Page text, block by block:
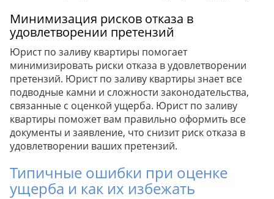
Минимизация рисков отказа в
удовлетворении претензий
Юрист по заливу квартиры помогает
минимизировать риски отказа в удовлетворении
претензий. Юрист по заливу квартиры знает все
подводные камни и сложности законодательства,
связанные с оценкой ущерба. Юрист по заливу
квартиры поможет вам правильно оформить все
документы и заявление, что снизит риск отказа в
удовлетворении ваших претензий.
Типичные ошибки при оценке
ущерба и как их избежать